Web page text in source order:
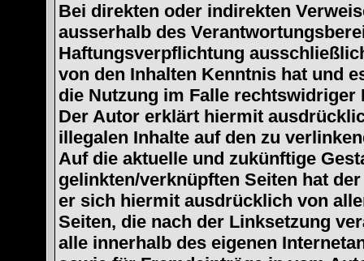
Bei direkten oder indirekten
ausserhalb des
Haftungsverpflichtung
von den Inhalten Kenntnis hat und
die Nutzung im Falle rechtswidriger
Der Autor erklärt hiermit
illegalen Inhalte auf den zu
Auf die aktuelle und zukünftige
gelinkten/verknüpften Seiten hat
er sich hiermit ausdrücklich von
Seiten, die nach der Linksetzung
alle innerhalb des eigenen